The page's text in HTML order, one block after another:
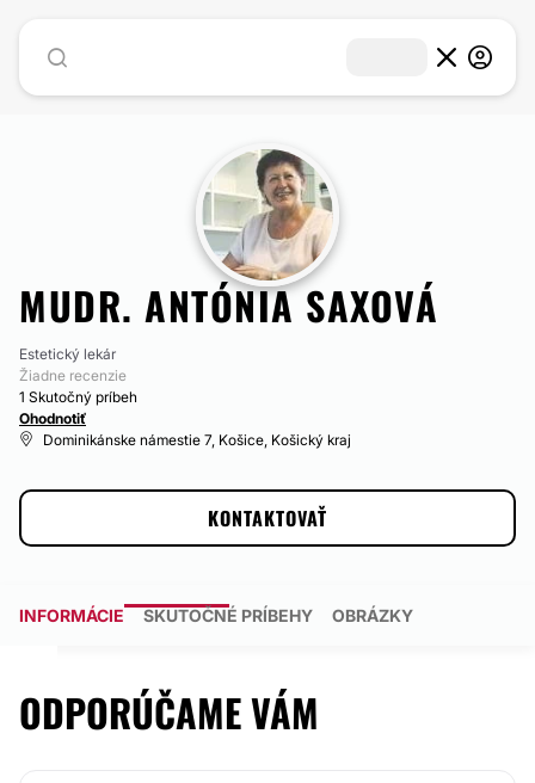
MUDR. ANTÓNIA SAXOVÁ
Estetický lekár
Žiadne recenzie
1 Skutočný príbeh
Ohodnotiť
Dominikánske námestie 7, Košice, Košický kraj
KONTAKTOVAŤ
INFORMÁCIE SKUTOČNÉ PRÍBEHY OBRÁZKY
ODPORÚČAME VÁM